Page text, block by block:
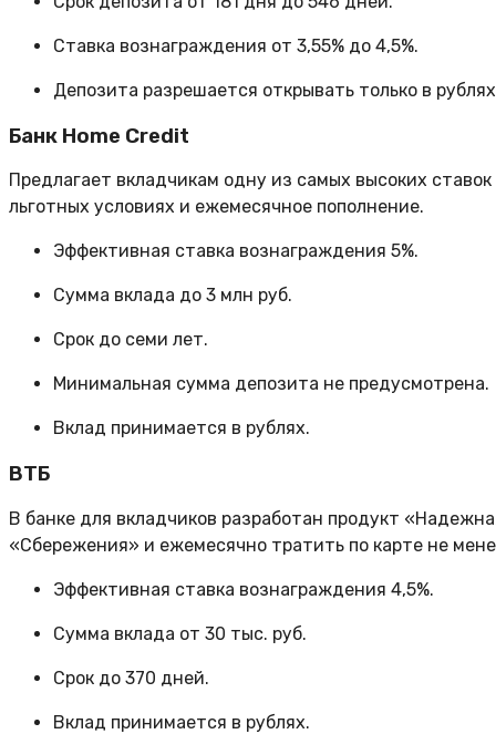
Ставка вознаграждения от 3,55% до 4,5%.
Депозита разрешается открывать только в
Банк Home Credit
Предлагает вкладчикам одну из самых высоких
льготных условиях и ежемесячное пополнение.
Эффективная ставка вознаграждения 5%.
Сумма вклада до 3 млн руб.
Срок до семи лет.
Минимальная сумма депозита не предусмотрена.
Вклад принимается в рублях.
ВТБ
В банке для вкладчиков разработан продукт
«Сбережения» и ежемесячно тратить по карте не
Эффективная ставка вознаграждения 4,5%.
Сумма вклада от 30 тыс. руб.
Срок до 370 дней.
Вклад принимается в рублях.